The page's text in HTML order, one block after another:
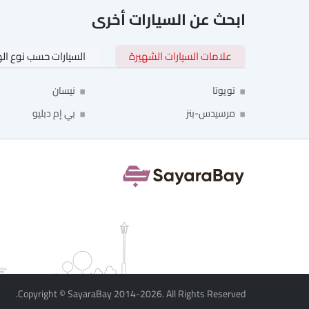
وسائد هوائية ستائرية
طفاية حريق
حقيبة إسعافات أولية
مقعد الراكب الكهربائي
الانبعاثات
ابحث عن السيارات أخرى
علامات السيارات الشهيرة السيارات حسب نوع
تويوتا نيسان
مرسيدس-بنز
بي إم دبليو
Copyright © SayaraBay 2014-2026. All Rights Reserved.